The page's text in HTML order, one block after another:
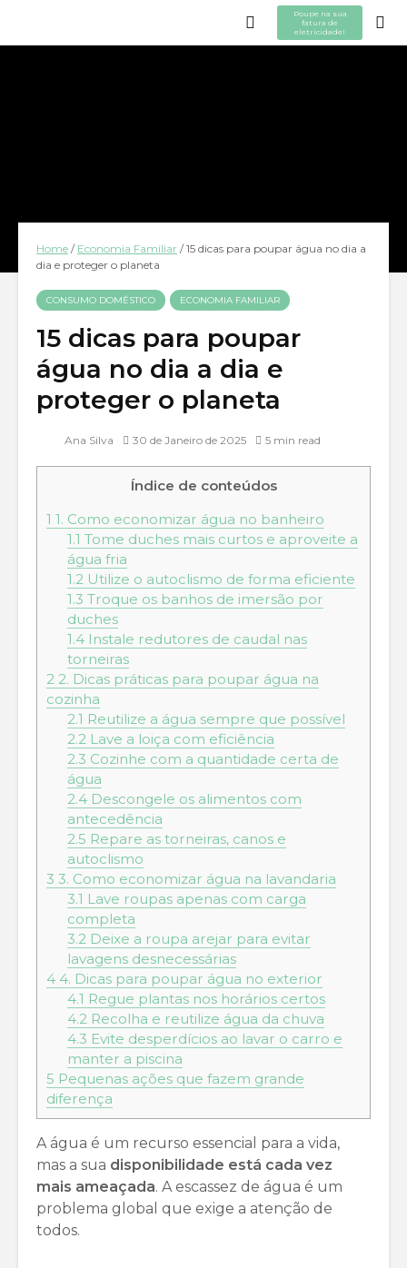
Poupe na sua
fatura de
eletricidade!
Home / Economia Familiar /15 dicas para poupar água no dia a
dia e proteger o planeta
CONSUMO DOMÉSTICO ECONOMIA FAMILIAR
15 dicas para poupar
água no dia a dia e
proteger o planeta
Ana Silva 30 de Janeiro de 2025 5 min read
Índice de conteúdos
1 1. Como economizar água no banheiro
1.1 Tome duches mais curtos e aproveite a
água fria
1.2Utilize o autoclismo de forma eficiente
1.3 Troque os banhos de imersão por
duches
1.4Instale redutores de caudal nas
torneiras
2 2. Dicas práticas para poupar água na
cozinha
2.1 Reutilize a água sempre que possível
2.2Lave a loiça com eficiência
2.3 Cozinhe com a quantidade certa de
água
2.4Descongele os alimentos com
antecedência
2.5 Repare as torneiras, canos e
autoclismo
3 3. Como economizar água na lavandaria
3.1 Lave roupas apenas com carga
completa
3.2Deixe a roupa arejar para evitar
lavagens desnecessárias
4 4. Dicas para poupar água no exterior
4.1 Regue plantas nos horários certos
4.2Recolha e reutilize água da chuva
4.3 Evite desperdícios ao lavar o carro e
manter a piscina
5 Pequenas ações que fazem grande
diferença
A água é um recurso essencial para a vida,
mas a sua disponibilidade está cada vez
mais ameaçada. A escassez de água é um
problema global que exige a atenção de
todos.